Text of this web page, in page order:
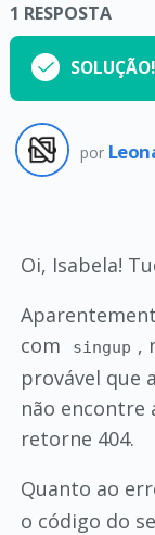
1 RESPOSTA
SOLUÇÃO!
por
Oi, Isabela!
com
singup ,
provável que
não encontre
retorne 404.
Quanto ao
o código do